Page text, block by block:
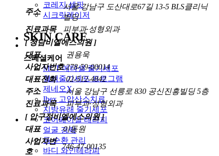
코레지 셀핏
시크릿레이저
SKIN CARE
스페셜케어
MCT 메타셀 줄기세포
혈액줄기세포 프로그램
제네오X
Ibex 고압산소치료
지방유래 줄기세포
코어페이셜 테라피
얼굴 경락
등 순환 관리
바디 와인테라피
주소
서울 강남구 도산대로67길 13-5 BLS클리닉
빌딩
진료과목
피부과·성형외과
[ 청담비엘에스의원 ]
대표
권용욱
사업자번호 278-59-00014
대표전화
02-512-4842
주소
서울 강남구 선릉로 830 공신진흥빌딩 5층
진료과목
피부과·성형외과
[ 압구정비엘에스의원 ]
대표
이동원
사업자번
호
746-47-00135